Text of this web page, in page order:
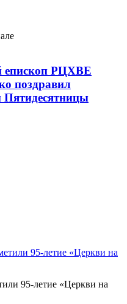
епископ РЦХВЕ
поздравил
95-летие «Церкви на